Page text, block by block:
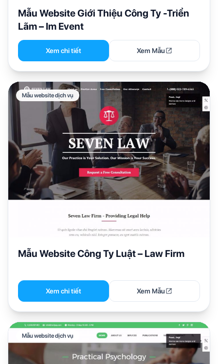
Mẫu Website Giới Thiệu Công Ty -Triển
Lãm – Im Event
Xem chi tiết Xem Mẫu
Mẫu website dịch vụ
Mẫu Website Công Ty Luật – Law Firm
Xem chi tiết Xem Mẫu
Mẫu website dịch vụ